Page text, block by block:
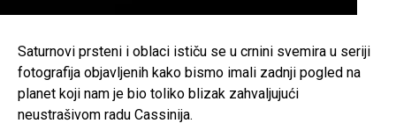
Saturnovi prsteni i oblaci ističu se u crnini svemira u seriji
fotografija objavljenih kako bismo imali zadnji pogled na
planet koji nam je bio toliko blizak zahvaljujući
neustrašivom radu Cassinija.